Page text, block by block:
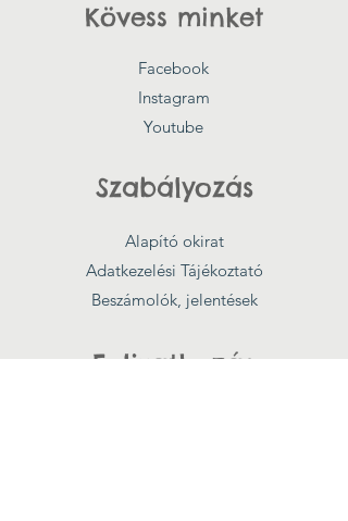
Kövess minket
Facebook
Instagram
Youtube
Szabályozás
Alapító okirat
Adatkezelési Tájékoztató
Beszámolók, jelentések
Feliratkozás